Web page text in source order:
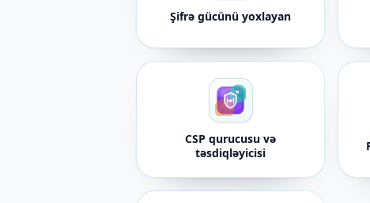
Şifrə gücünü yoxlayan
CSP qurucusu və
təsdiqləyicisi